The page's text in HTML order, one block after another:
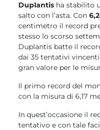
Duplantis ha stabilito
salto con l’asta. Con
centimetro il record
stesso lo scorso
Duplantis batte il
dai 35 tentativi
gran valore per le
Il primo record del
con la misura di 6,17
In quest’occasione il
tentativo e con tale